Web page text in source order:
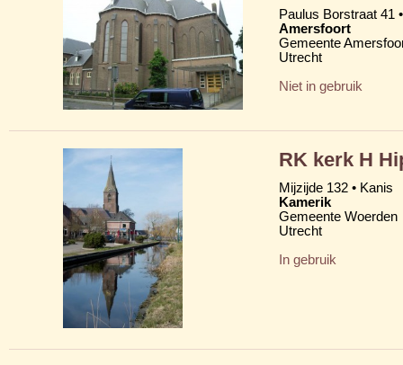
Paulus Borstraat 41
Amersfoort
Gemeente
Utrecht
Niet in gebruik
RK kerk H
Mijzijde 132 • Kanis
Kamerik
Gemeente Woerden
Utrecht
In gebruik